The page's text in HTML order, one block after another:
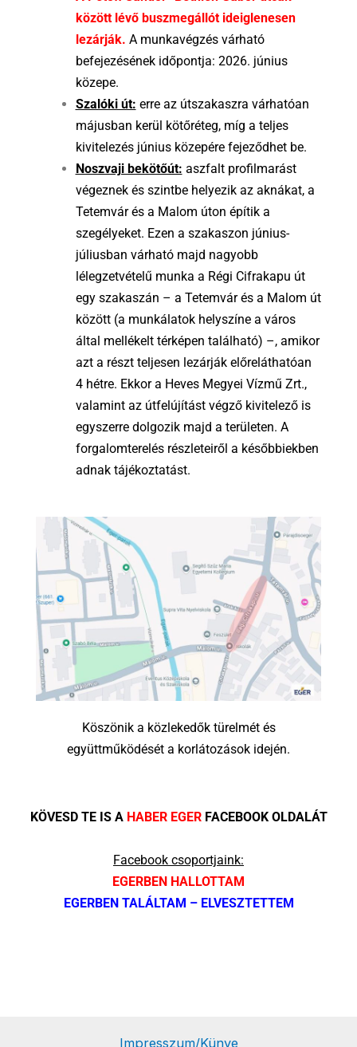
között lévő buszmegállót ideiglenesen
lezárják. A munkavégzés várható
befejezésének időpontja: 2026. június
közepe.
Szalóki út: erre az útszakaszra várhatóan
májusban kerül kötőréteg, míg a teljes
kivitelezés június közepére fejeződhet be.
Noszvaji bekötőút: aszfalt profilmarást
végeznek és szintbe helyezik az aknákat, a
Tetemvár és a Malom úton építik a
szegélyeket. Ezen a szakaszon június-
júliusban várható majd nagyobb
lélegzetvételű munka a Régi Cifrakapu út
egy szakaszán – a Tetemvár és a Malom út
között (a munkálatok helyszíne a város
által mellékelt térképen található) –, amikor
azt a részt teljesen lezárják előreláthatóan
4 hétre. Ekkor a Heves Megyei Vízmű Zrt.,
valamint az útfelújítást végző kivitelező is
egyszerre dolgozik majd a területen. A
forgalomterelés részleteiről a későbbiekben
adnak tájékoztatást.
Köszönik a közlekedők türelmét és
együttműködését a korlátozások idején.
KÖVESD TE IS A HABER EGERFACEBOOK OLDALÁT
Facebook csoportjaink:
EGERBEN HALLOTTAM
EGERBEN TALÁLTAM – ELVESZTETTEM
Impresszum/Künye